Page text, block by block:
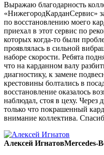
Выражаю благодарность
«НижегородКарданСервис»
по восстановлению моего
приехал в этот сервис по
которых когда-то были
проявлялась в сильной
наборе скорости. Ребята
что на карданном валу
диагностику, к замене
крестовины болтались в
восстановление оказалось
наблюдал, стоя в цеху. Через
только что покрашенный
внимание коллектива.
Алексей ИгнатовMercedes-